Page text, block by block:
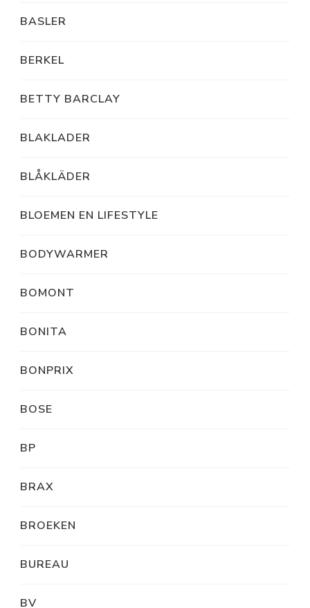
BASLER
BERKEL
BETTY BARCLAY
BLAKLADER
BLÅKLÄDER
BLOEMEN EN LIFESTYLE
BODYWARMER
BOMONT
BONITA
BONPRIX
BOSE
BP
BRAX
BROEKEN
BUREAU
BV